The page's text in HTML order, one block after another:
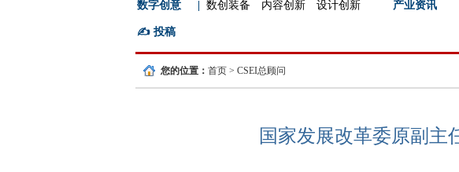
数字创意 数创装备 内容创新 设计创新 产业资讯
✍️ 投稿
您的位置： 首页 > CSEI总顾问
国家发展改革委原副主